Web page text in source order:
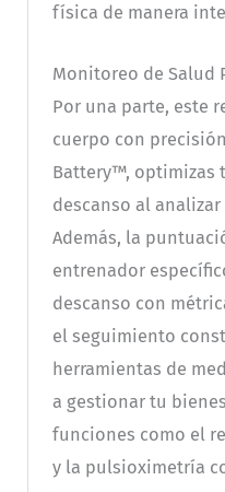
física de manera
Monitoreo de Salud
Por una parte, este
cuerpo con
Battery™, optimizas
descanso al
Además, la
entrenador
descanso con
el seguimiento
herramientas de
a gestionar tu
funciones como el
y la pulsioximetría